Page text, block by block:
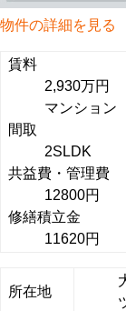
物件の詳細を見る
賃料
2,930万円
マンション
間取
2SLDK
共益費・管理費
12800円
修繕積立金
11620円
所在地